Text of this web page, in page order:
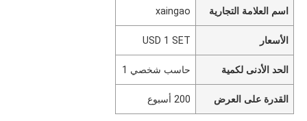
اسم العلامة التجارية xaingao
الأسعار USD 1 SET
الحد الأدنى لكمية حاسب شخصي 1
القدرة على العرض 200 أسبوع